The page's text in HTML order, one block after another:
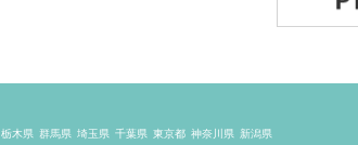
栃木県 群馬県 埼玉県 千葉県 東京都 神奈川県 新潟県